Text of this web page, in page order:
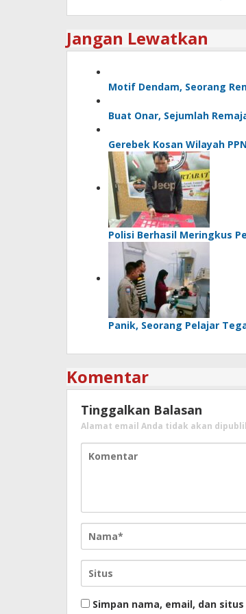
Jangan Lewatkan
Motif Dendam, Seorang
Buat Onar, Sejumlah
Gerebek Kosan Wilayah
Polisi Berhasil Meringkus
Panik, Seorang Pelajar
Komentar
Tinggalkan Balasan
Alamat email Anda tidak akan
Simpan nama, email, dan